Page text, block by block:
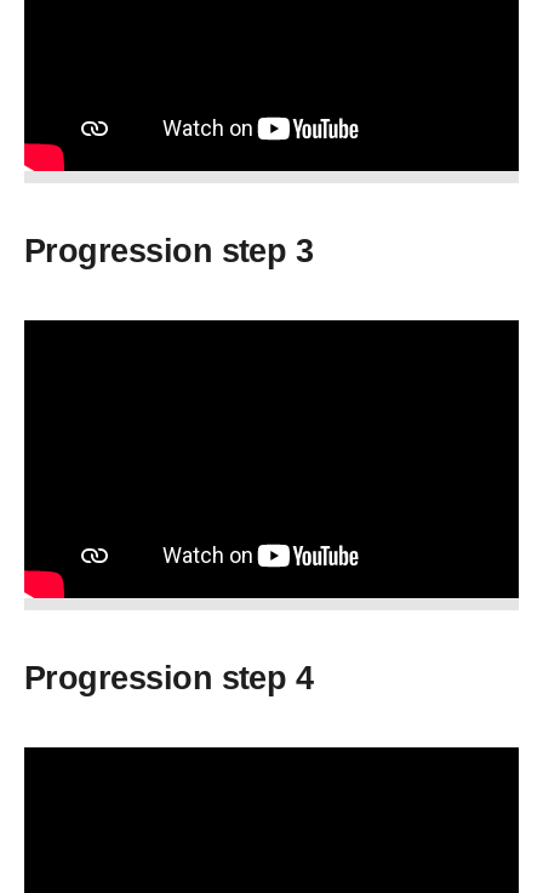
Progression step 3
Progression step 4